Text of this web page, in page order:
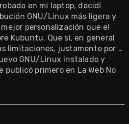
en mi laptop, decidí
GNU/Linux más ligera y
personalización que el
Kubuntu. Que sí, en general
limitaciones, justamente por …
GNU/Linux instalado y
publicó primero en La Web No